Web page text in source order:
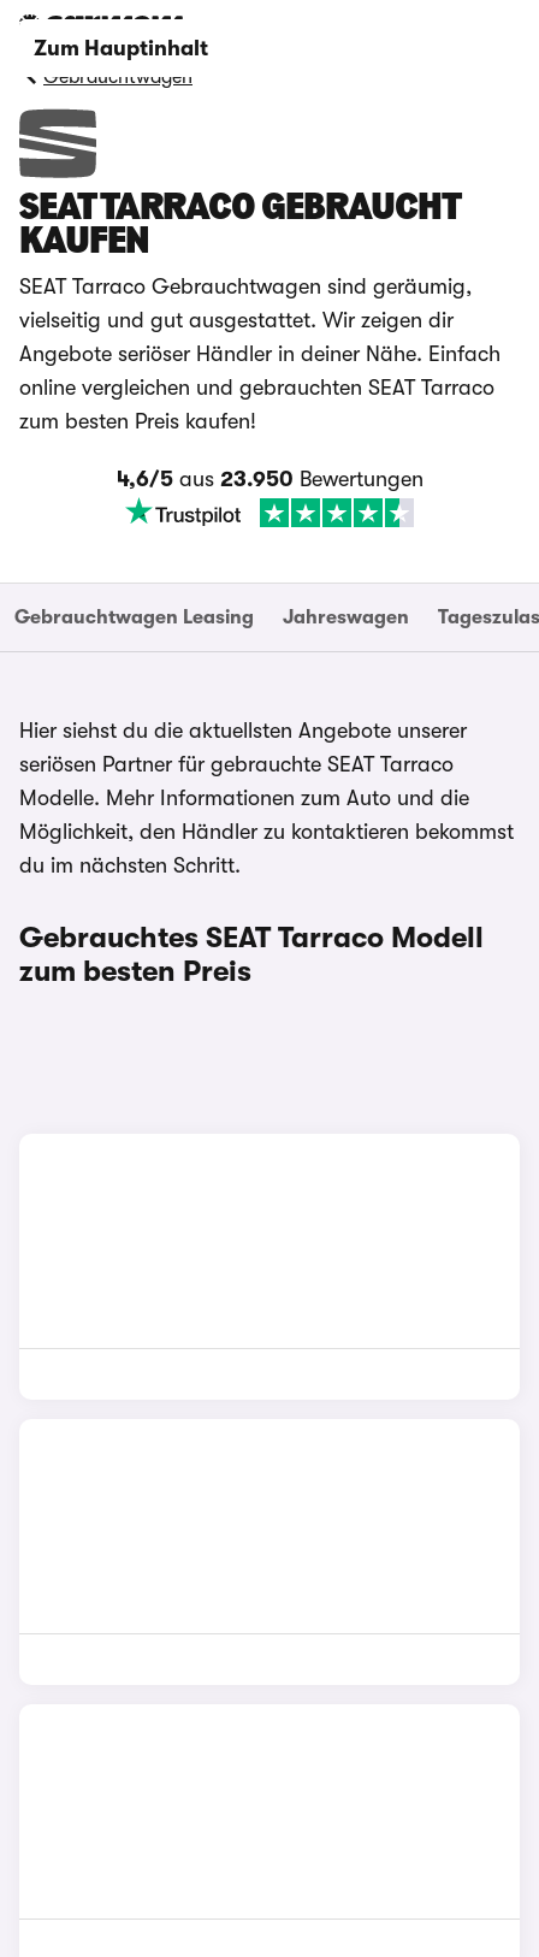
Zum Hauptinhalt
Gebrauchtwagen
SEAT TARRACO GEBRAUCHT
KAUFEN
SEAT Tarraco Gebrauchtwagen sind geräumig,
vielseitig und gut ausgestattet. Wir zeigen dir
Angebote seriöser Händler in deiner Nähe. Einfach
online vergleichen und gebrauchten SEAT Tarraco
zum besten Preis kaufen!
4,6/5aus 23.950 Bewertungen
Gebrauchtwagen Leasing Jahreswagen
Hier siehst du die aktuellsten Angebote unserer
seriösen Partner für gebrauchte SEAT Tarraco
Modelle. Mehr Informationen zum Auto und die
Möglichkeit, den Händler zu kontaktieren bekommst
du im nächsten Schritt.
Gebrauchtes SEAT Tarraco Modell
zum besten Preis